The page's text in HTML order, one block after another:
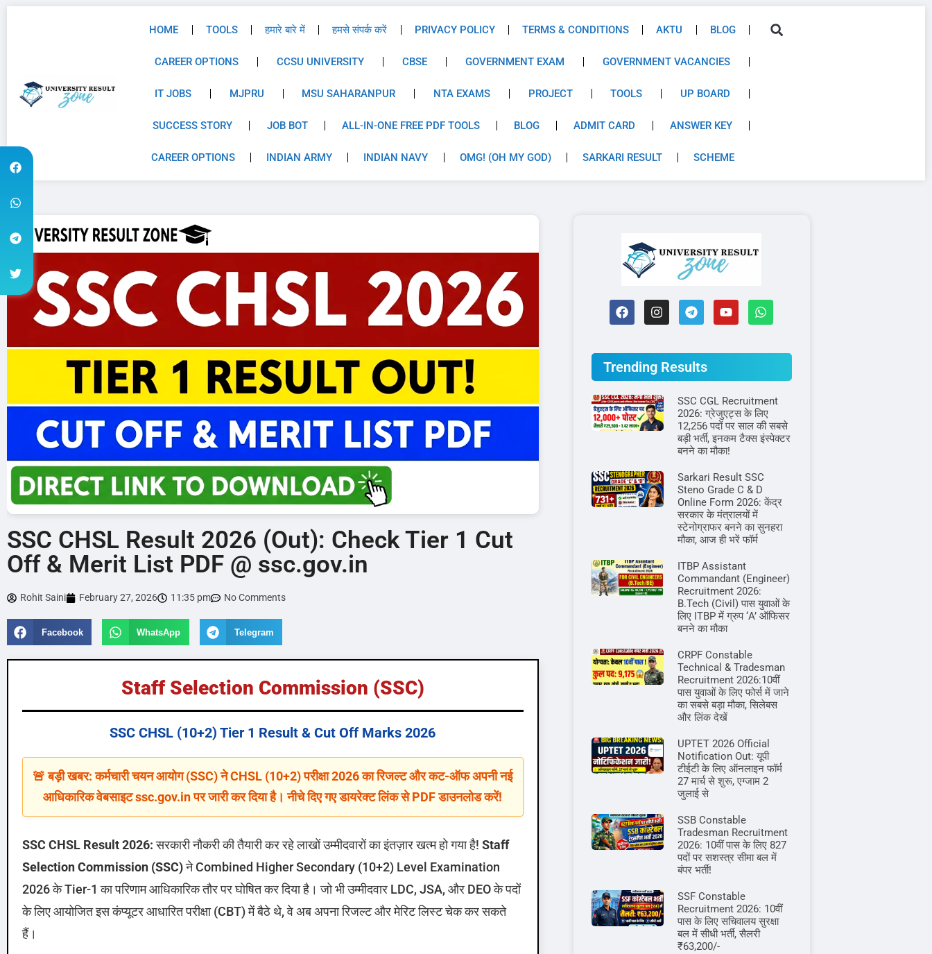
HOME TOOLS हमारे बारे में हमसे संपर्क करें PRIVACY POLICY TERMS & CONDITIONS AKTU BLOG
CAREER OPTIONS CCSU UNIVERSITY CBSE GOVERNMENT EXAM GOVERNMENT VACANCIES
IT JOBS MJPRU MSU SAHARANPUR NTA EXAMS PROJECT TOOLS UP BOARD
SUCCESS STORY JOB BOT ALL-IN-ONE FREE PDF TOOLS BLOG ADMIT CARD ANSWER KEY
CAREER OPTIONS INDIAN ARMY INDIAN NAVY OMG! (OH MY GOD) SARKARI RESULT SCHEME
SSC CHSL Result 2026 (Out): Check Tier 1 Cut
Off & Merit List PDF @ ssc.gov.in
Rohit Saini February 27, 2026 11:35 pm No Comments
Facebook WhatsApp Telegram
Staff Selection Commission (SSC)
SSC CHSL (10+2) Tier 1 Result & Cut Off Marks 2026
🚨 बड़ी खबर: कर्मचारी चयन आयोग (SSC) ने CHSL (10+2) परीक्षा 2026 का रिजल्ट और कट-ऑफ अपनी नई
आधिकारिक वेबसाइट ssc.gov.in पर जारी कर दिया है। नीचे दिए गए डायरेक्ट लिंक से PDF डाउनलोड करें!
SSC CHSL Result 2026:सरकारी नौकरी की तैयारी कर रहे लाखों उम्मीदवारों का इंतज़ार खत्म हो गया है! Staff
Selection Commission (SSC)ने Combined Higher Secondary (10+2) Level Examination
2026 के Tier-1 का परिणाम आधिकारिक तौर पर घोषित कर दिया है। जो भी उम्मीदवार LDC, JSA, और DEO के पदों
के लिए आयोजित इस कंप्यूटर आधारित परीक्षा (CBT) में बैठे थे, वे अब अपना रिजल्ट और मेरिट लिस्ट चेक कर सकते
हैं।
Trending Results
SSC CGL Recruitment
2026: ग्रेजुएट्स के लिए
12,256 पदों पर साल की सबसे
बड़ी भर्ती, इनकम टैक्स इंस्पेक्टर
बनने का मौका!
Sarkari Result SSC
Steno Grade C & D
Online Form 2026: केंद्र
सरकार के मंत्रालयों में
स्टेनोग्राफर बनने का सुनहरा
मौका, आज ही भरें फॉर्म
ITBP Assistant
Commandant (Engineer)
Recruitment 2026:
B.Tech (Civil) पास युवाओं के
लिए ITBP में ग्रुप ‘A’ ऑफिसर
बनने का मौका
CRPF Constable
Technical & Tradesman
Recruitment 2026:10वीं
पास युवाओं के लिए फोर्स में जाने
का सबसे बड़ा मौका, सिलेबस
और लिंक देखें
UPTET 2026 Official
Notification Out: यूपी
टीईटी के लिए ऑनलाइन फॉर्म
27 मार्च से शुरू, एग्जाम 2
जुलाई से
SSB Constable
Tradesman Recruitment
2026: 10वीं पास के लिए 827
पदों पर सशस्त्र सीमा बल में
बंपर भर्ती!
SSF Constable
Recruitment 2026: 10वीं
पास के लिए सचिवालय सुरक्षा
बल में सीधी भर्ती, सैलरी
₹63,200/-